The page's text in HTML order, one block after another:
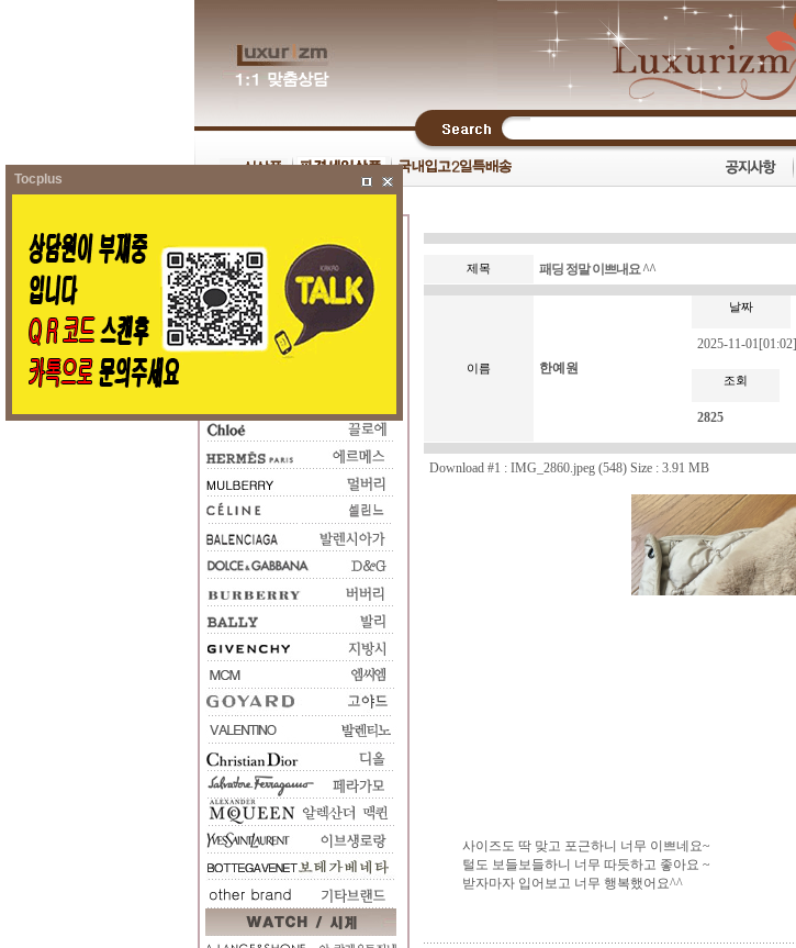
제목 패딩 정말 이쁘내요 ^^
이름 한예원
날짜
2025-11-01[01:02]
조회
2825
Download #1 : IMG_2860.jpeg(548) Size : 3.91 MB
사이즈도 딱 맞고 포근하니 너무 이쁘네요~
털도 보들보들하니 너무 따듯하고 좋아요 ~
받자마자 입어보고 너무 행복했어요^^
Tocplus